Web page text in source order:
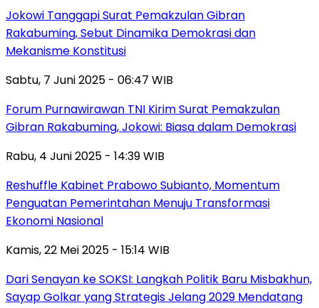
Jokowi Tanggapi Surat Pemakzulan Gibran
Rakabuming, Sebut Dinamika Demokrasi dan
Mekanisme Konstitusi
Sabtu, 7 Juni 2025 - 06:47 WIB
Forum Purnawirawan TNI Kirim Surat Pemakzulan
Gibran Rakabuming, Jokowi: Biasa dalam Demokrasi
Rabu, 4 Juni 2025 - 14:39 WIB
Reshuffle Kabinet Prabowo Subianto, Momentum
Penguatan Pemerintahan Menuju Transformasi
Ekonomi Nasional
Kamis, 22 Mei 2025 - 15:14 WIB
Dari Senayan ke SOKSI: Langkah Politik Baru Misbakhun,
Sayap Golkar yang Strategis Jelang 2029 Mendatang